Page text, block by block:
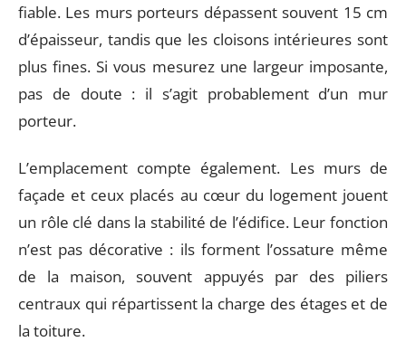
fiable. Les murs porteurs dépassent souvent 15 cm
d’épaisseur, tandis que les cloisons intérieures sont
plus fines. Si vous mesurez une largeur imposante,
pas de doute : il s’agit probablement d’un mur
porteur.
L’emplacement compte également. Les murs de
façade et ceux placés au cœur du logement jouent
un rôle clé dans la stabilité de l’édifice. Leur fonction
n’est pas décorative : ils forment l’ossature même
de la maison, souvent appuyés par des piliers
centraux qui répartissent la charge des étages et de
la toiture.